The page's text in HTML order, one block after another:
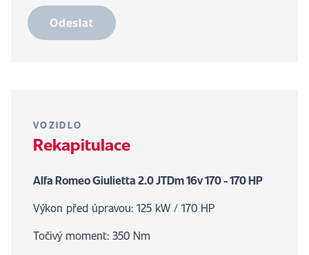
Odeslat
VOZIDLO
Rekapitulace
Alfa Romeo Giulietta 2.0 JTDm 16v 170 - 170 HP
Výkon před úpravou: 125 kW / 170 HP
Točivý moment: 350 Nm